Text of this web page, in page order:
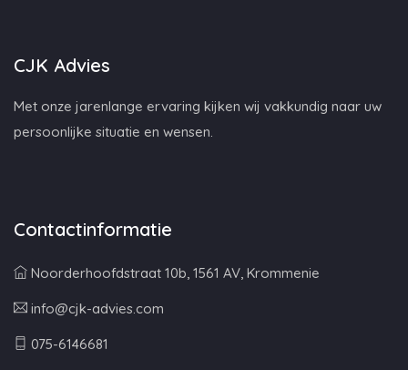
CJK Advies
Met onze jarenlange ervaring kijken wij vakkundig naar uw
persoonlijke situatie en wensen.
Contactinformatie
Noorderhoofdstraat 10b, 1561 AV, Krommenie
info@cjk-advies.com
075-6146681